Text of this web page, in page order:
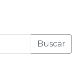
Buscar